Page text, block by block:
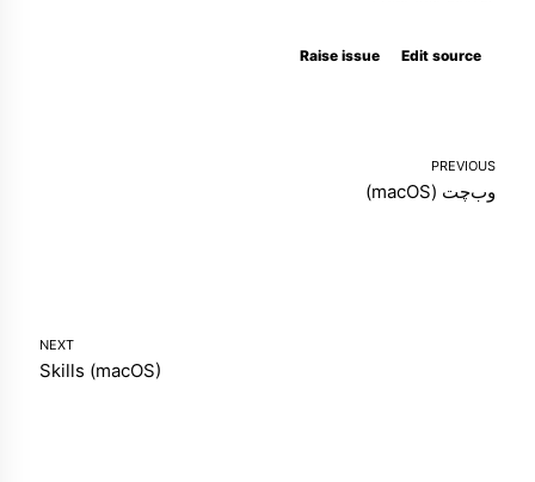
Edit source
Raise issue
PREVIOUS
وب‌چت (macOS)
NEXT
Skills (macOS)